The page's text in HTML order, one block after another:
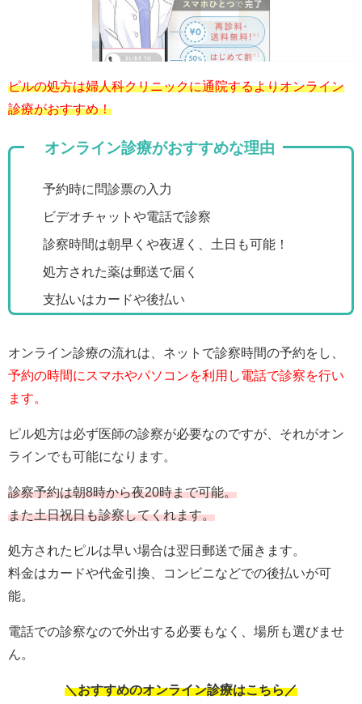
ピルの処方は婦人科クリニックに通院するよりオンライン
診療がおすすめ！
オンライン診療がおすすめな理由
予約時に問診票の入力
ビデオチャットや電話で診察
診察時間は朝早くや夜遅く、土日も可能！
処方された薬は郵送で届く
支払いはカードや後払い
オンライン診療の流れは、ネットで診察時間の予約をし、
予約の時間にスマホやパソコンを利用し電話で診察を行い
ます。
ピル処方は必ず医師の診察が必要なのですが、それがオン
ラインでも可能になります。
診察予約は朝8時から夜20時まで可能。
また土日祝日も診察してくれます。
処方されたピルは早い場合は翌日郵送で届きます。
料金はカードや代金引換、コンビニなどでの後払いが可
能。
電話での診察なので外出する必要もなく、場所も選びませ
ん。
＼おすすめのオンライン診療はこちら／